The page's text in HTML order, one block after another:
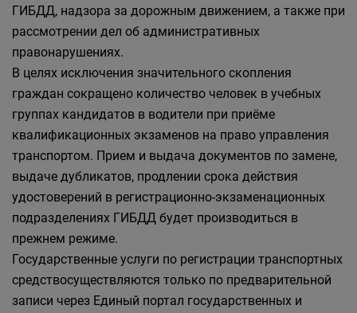
ГИБДД, надзора за дорожным движением, а также при
рассмотрении дел об административных
правонарушениях.
В целях исключения значительного скопления
граждан сокращено количество человек в учебных
группах кандидатов в водители при приёме
квалификационных экзаменов на право управления
транспортом. Прием и выдача документов по замене,
выдаче дубликатов, продлении срока действия
удостоверений в регистрационно-экзаменационных
подразделениях ГИБДД будет производиться в
прежнем режиме.
Государственные услуги по регистрации транспортных
средствосуществляются только по предварительной
записи через Единый портал государственных и